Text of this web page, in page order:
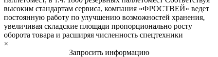
высоким стандартам сервиса, компания «ФРОСТВЕЙ» ведет
постоянную работу по улучшению возможностей хранения,
увеличивая складские площади пропорционально росту
оборота товара и расширяя численность спецтехники
×
Запросить информацию